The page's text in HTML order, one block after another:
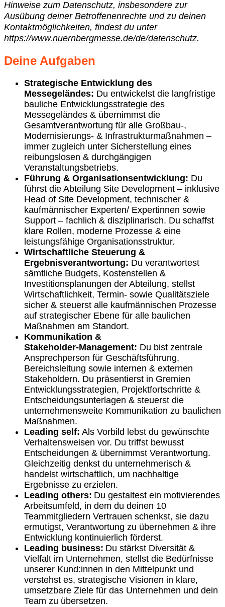
Hinweise zum Datenschutz, insbesondere zur
Ausübung deiner Betroffenenrechte und zu deinen
Kontaktmöglichkeiten, findest du unter
https://www.nuernbergmesse.de/de/datenschutz.
Deine Aufgaben
Strategische Entwicklung des
Messegeländes: Du entwickelst die langfristige
bauliche Entwicklungsstrategie des
Messegeländes & übernimmst die
Gesamtverantwortung für alle Großbau‑,
Modernisierungs‑ & Infrastrukturmaßnahmen –
immer zugleich unter Sicherstellung eines
reibungslosen & durchgängigen
Veranstaltungsbetriebs.
Führung & Organisationsentwicklung: Du
führst die Abteilung Site Development – inklusive
Head of Site Development, technischer &
kaufmännischer Experten/ Expertinnen sowie
Support – fachlich & disziplinarisch. Du schaffst
klare Rollen, moderne Prozesse & eine
leistungsfähige Organisationsstruktur.
Wirtschaftliche Steuerung &
Ergebnisverantwortung: Du verantwortest
sämtliche Budgets, Kostenstellen &
Investitionsplanungen der Abteilung, stellst
Wirtschaftlichkeit, Termin‑ sowie Qualitätsziele
sicher & steuerst alle kaufmännischen Prozesse
auf strategischer Ebene für alle baulichen
Maßnahmen am Standort.
Kommunikation &
Stakeholder‑Management: Du bist zentrale
Ansprechperson für Geschäftsführung,
Bereichsleitung sowie internen & externen
Stakeholdern. Du präsentierst in Gremien
Entwicklungsstrategien, Projektfortschritte &
Entscheidungsunterlagen & steuerst die
unternehmensweite Kommunikation zu baulichen
Maßnahmen.
Leading self: Als Vorbild lebst du gewünschte
Verhaltensweisen vor. Du triffst bewusst
Entscheidungen & übernimmst Verantwortung.
Gleichzeitig denkst du unternehmerisch &
handelst wirtschaftlich, um nachhaltige
Ergebnisse zu erzielen.
Leading others: Du gestaltest ein motivierendes
Arbeitsumfeld, in dem du deinen 10
Teammitgliedern Vertrauen schenkst, sie dazu
ermutigst, Verantwortung zu übernehmen & ihre
Entwicklung kontinuierlich förderst.
Leading business: Du stärkst Diversität &
Vielfalt im Unternehmen, stellst die Bedürfnisse
unserer Kund:innen in den Mittelpunkt und
verstehst es, strategische Visionen in klare,
umsetzbare Ziele für das Unternehmen und dein
Team zu übersetzen.